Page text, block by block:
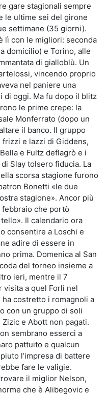
gare stagionali sempre
le ultime sei del girone
settimane (35 giorni).
lì con le migliori: seconda
domicilio) e Torino, alle
di gialloblù. Un
vincendo proprio
nel paniere una
di oggi. Ma fu dopo il blitz
le prime crepe: la
Monferrato (dopo un
il banco. Il gruppo
e lazzi di Giddens,
e Fultz deflagrò e i
Slay tolsero fiducia. La
scorsa stagione furono
Bonetti «le due
stagione». Ancor più
che portò
Il calendario ora
consentire a Loschi e
adire di essere in
prima. Domenica al San
del torneo insieme a
ieri, mentre il 7
visita a quel Forlì nel
costretto i romagnoli a
con un gruppo di soli
e Abott non pagati.
sembrano esserci a
pattuito e qualcun
l’impresa di battere
fare le valigie.
il miglior Nelson,
che è Alibegovic e